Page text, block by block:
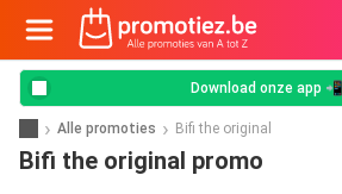
Download onze app 📲
Alle promoties Bifi the original
Bifi the original promo